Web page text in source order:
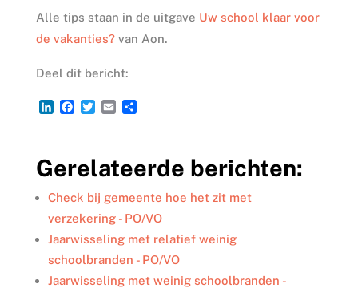
Alle tips staan in de uitgave Uw school klaar voor
de vakanties?van Aon.
Deel dit bericht:
L
e
d
I
n
F
b
o
o
k
T
t
e
r
E
l
D
n
Gerelateerde berichten:
Check bij gemeente hoe het zit met
verzekering - PO/VO
Jaarwisseling met relatief weinig
schoolbranden - PO/VO
Jaarwisseling met weinig schoolbranden -